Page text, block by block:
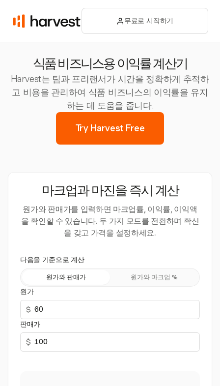
무료로 시작하기
식품 비즈니스용 이익률 계산기
Harvest는 팀과 프리랜서가 시간을 정확하게 추적하
고 비용을 관리하여 식품 비즈니스의 이익률을 유지
하는 데 도움을 줍니다.
Try Harvest Free
마크업과 마진을 즉시 계산
원가와 판매가를 입력하면 마크업률, 이익률, 이익액
을 확인할 수 있습니다. 두 가지 모드를 전환하며 확신
을 갖고 가격을 설정하세요.
다음을 기준으로 계산
원가와 판매가 원가와 마크업 %
원가
$
판매가
$